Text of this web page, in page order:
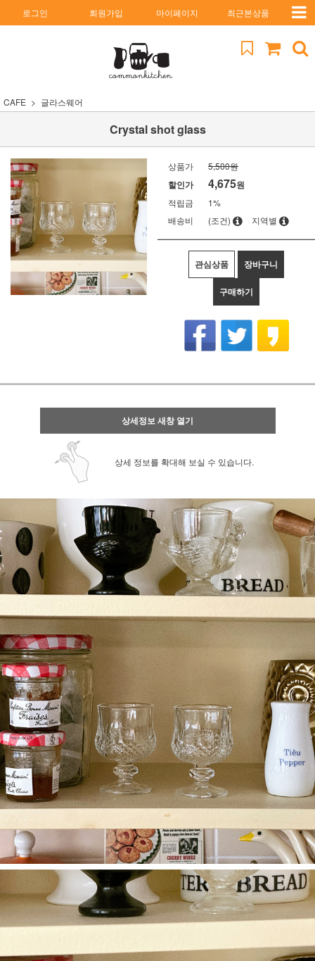
로그인 회원가입 마이페이지 최근본상품
CAFE 글라스웨어
Crystal shot glass
상품가 5,500원
할인가 4,675원
적립금
1%
배송비
(조건) 지역별
관심상품 장바구니
구매하기
상세정보 새창 열기
상세 정보를 확대해 보실 수 있습니다.